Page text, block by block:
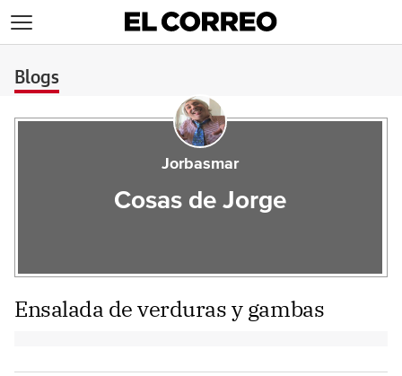
Blogs
Jorbasmar
Cosas de Jorge
Ensalada de verduras y gambas